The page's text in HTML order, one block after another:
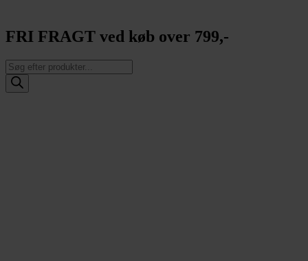
FRI FRAGT ved køb over 799,-
Products
search